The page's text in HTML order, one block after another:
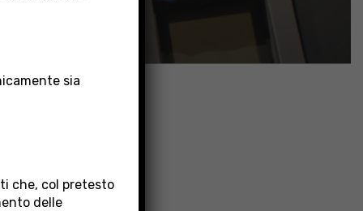
sia
che, col pretesto
delle